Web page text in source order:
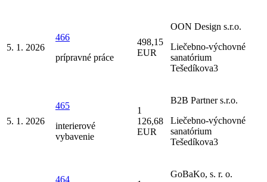
5. 1. 2026
466
prípravné práce
498,15
EUR
OON Design s.r.o.
Liečebno-výchovné
sanatórium
Tešedíkova3
5. 1. 2026
465
interierové
vybavenie
1
126,68
EUR
B2B Partner s.r.o.
Liečebno-výchovné
sanatórium
Tešedíkova3
464
GoBaKo, s. r. o.